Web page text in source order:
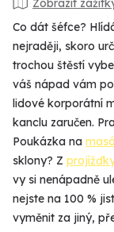
Zobrazit
Co dát šéfce?
nejraději, skoro
trochou štěstí
váš nápad vám
lidové korporátní
kanclu zaručen.
Poukázka na
sklony? Z
vy si nenápadně
nejste na 100 %
vyměnit za jiný,